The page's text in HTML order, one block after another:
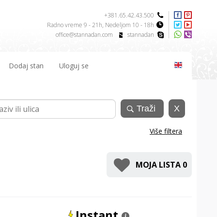
+381.65.42.43.500
Radno vreme 9 - 21h, Nedeljom 10 - 18h
stannadan
office@stannadan.com
Dodaj stan Uloguj se
Više filtera
MOJA LISTA 0